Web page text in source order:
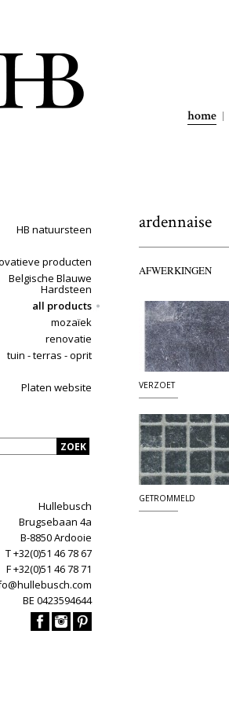
home
HB natuursteen
producten
Belgische Blauwe
Hardsteen
all products
mozaïek
renovatie
tuin - terras - oprit
Platen website
Hullebusch
Brugsebaan 4a
B-8850 Ardooie
T +32(0)51 46 78 67
F +32(0)51 46 78 71
BE 0423594644
ardennaise
AFWERKINGEN
VERZOET
GETROMMELD